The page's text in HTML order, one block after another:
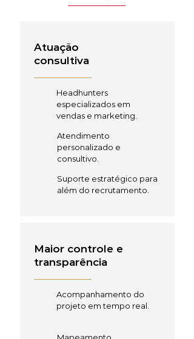
Atuação
consultiva
Headhunters
especializados em
vendas e marketing.
Atendimento
personalizado e
consultivo.
Suporte estratégico para
além do recrutamento.
Maior controle e
transparência
Acompanhamento do
projeto em tempo real.